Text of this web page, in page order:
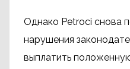
Однако Petroci снова
нарушения
выплатить